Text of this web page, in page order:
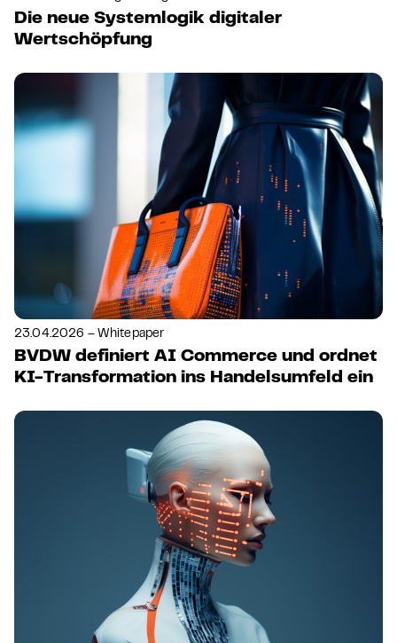
Die neue Systemlogik digitaler
Wertschöpfung
23.04.2026 – Whitepaper
BVDW definiert AI Commerce und ordnet
KI-Transformation ins Handelsumfeld ein